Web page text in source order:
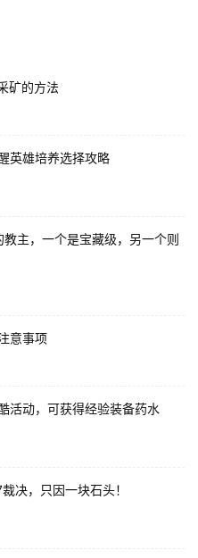
矿的方法
英雄培养选择攻略
主，一个是宝藏级，另一个则
意事项
活动，可获得经验装备药水
决，只因一块石头！